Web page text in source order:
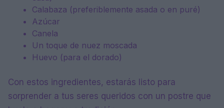
Calabaza (preferiblemente asada o en puré)
Azúcar
Canela
Un toque de nuez moscada
Huevo (para el dorado)
Con estos ingredientes, estarás listo para
sorprender a tus seres queridos con un postre que